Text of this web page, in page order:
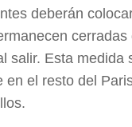
deberán
salir. Esta
en el resto del